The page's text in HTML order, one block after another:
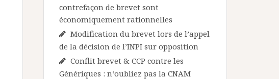
contrefaçon de brevet sont
économiquement rationnelles
Modification du brevet lors de l’appel
de la décision de l’INPI sur opposition
Conflit brevet & CCP contre les
Génériques : n‘oubliez pas la CNAM